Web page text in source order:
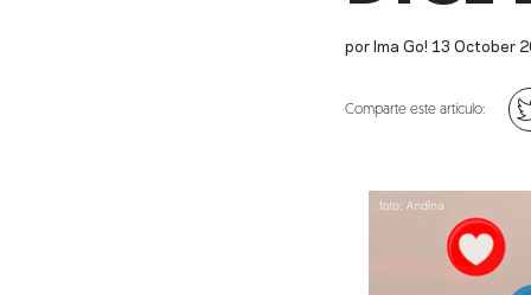
por Ima Go! 13 October
Comparte este artículo: